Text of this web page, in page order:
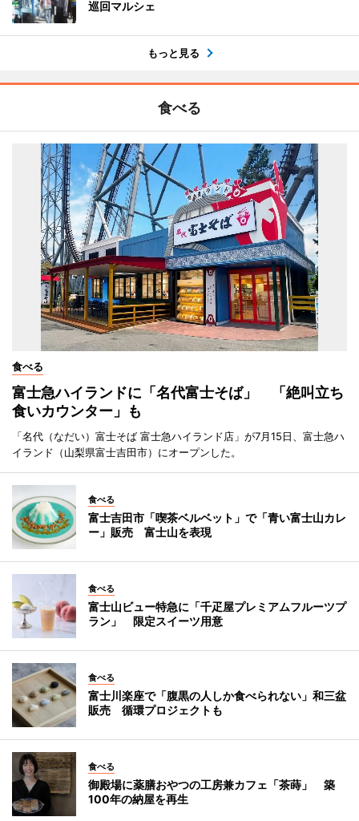
巡回マルシェ
もっと見る
食べる
食べる
富士急ハイランドに「名代富士そば」 「絶叫立ち
食いカウンター」も
「名代（なだい）富士そば 富士急ハイランド店」が7月15日、富士急ハ
イランド（山梨県富士吉田市）にオープンした。
食べる
富士吉田市「喫茶ベルベット」で「青い富士山カレ
ー」販売 富士山を表現
食べる
富士山ビュー特急に「千疋屋プレミアムフルーツプ
ラン」 限定スイーツ用意
食べる
富士川楽座で「腹黒の人しか食べられない」和三盆
販売 循環プロジェクトも
食べる
御殿場に薬膳おやつの工房兼カフェ「茶蒔」 築
100年の納屋を再生